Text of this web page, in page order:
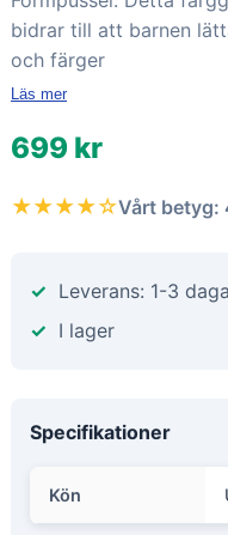
bidrar till att barnen
och färger
Läs mer
699 kr
★★★★☆Vårt betyg:
Leverans: 1-3
I lager
Specifikationer
Kön